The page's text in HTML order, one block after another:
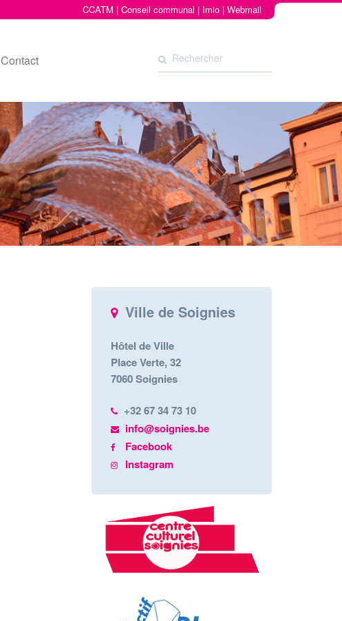
CCATM | Conseil communal | Imio | Webmail
Contact
Ville de Soignies
Hôtel de Ville
Place Verte, 32
7060 Soignies
+32 67 34 73 10
info@soignies.be
Facebook
Instagram